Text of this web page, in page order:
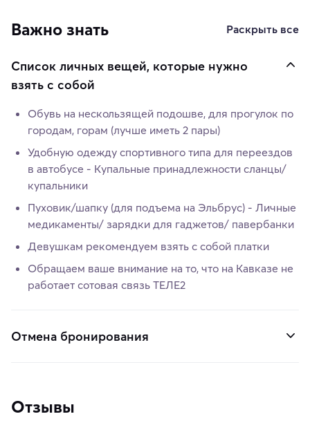
Важно знать Раскрыть все
Список личных вещей, которые нужно
взять с собой
Обувь на нескользящей подошве, для прогулок по
городам, горам (лучше иметь 2 пары)
Удобную одежду спортивного типа для переездов
в автобусе - Купальные принадлежности сланцы/
купальники
Пуховик/шапку (для подъема на Эльбрус) - Личные
медикаменты/ зарядки для гаджетов/ павербанки
Девушкам рекомендуем взять с собой платки
Обращаем ваше внимание на то, что на Кавказе не
работает сотовая связь ТЕЛЕ2
Отмена бронирования
Отзывы